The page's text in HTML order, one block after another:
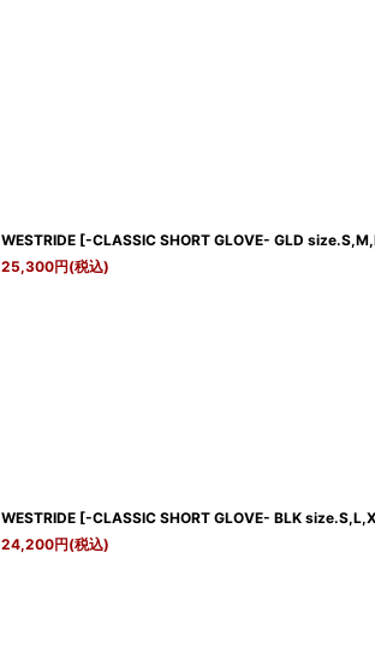
WESTRIDE [-CLASSIC SHORT GLOVE- GLD
25,300円(税込)
WESTRIDE [-CLASSIC SHORT GLOVE- BLK
24,200円(税込)